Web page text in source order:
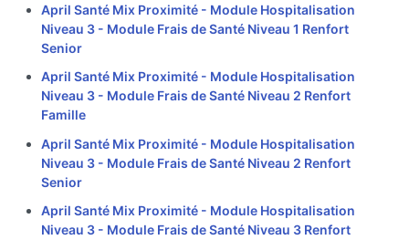
April Santé Mix Proximité - Module Hospitalisation
Niveau 3 - Module Frais de Santé Niveau 1 Renfort
Senior
April Santé Mix Proximité - Module Hospitalisation
Niveau 3 - Module Frais de Santé Niveau 2 Renfort
Famille
April Santé Mix Proximité - Module Hospitalisation
Niveau 3 - Module Frais de Santé Niveau 2 Renfort
Senior
April Santé Mix Proximité - Module Hospitalisation
Niveau 3 - Module Frais de Santé Niveau 3 Renfort